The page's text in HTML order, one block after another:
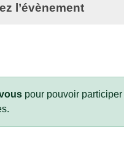
l’évènement
pour pouvoir